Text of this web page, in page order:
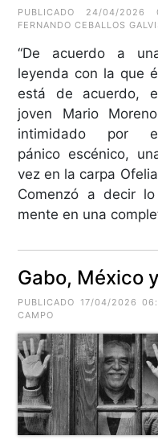
PUBLICADO 24/04/
FERNANDO CEBALLOS
“De acuerdo a
leyenda con la que
está de acuerdo,
joven Mario
intimidado por
pánico escénico,
vez en la carpa
Comenzó a decir
mente en una
Gabo, México
PUBLICADO 17/04/2026
CAMPO